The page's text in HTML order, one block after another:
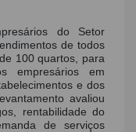
do Setor
de todos
100 quartos, para
empresários em
e dos
avaliou
rentabilidade do
de serviços